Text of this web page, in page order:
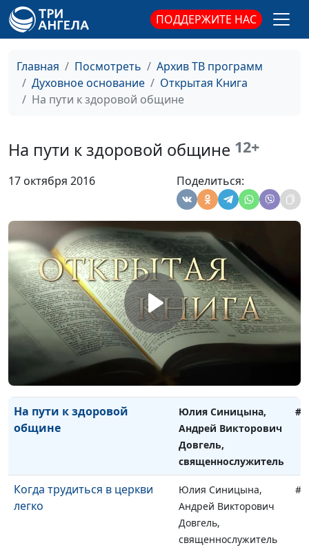
ПОДДЕРЖИТЕ НАС
Главная Посмотреть
Архив ТВ программ
Духовное основание
Открытая Книга
На пути к здоровой общине
На пути к здоровой общине 12+
17 октября 2016 Поделиться:
Опасное совершенство -
угроза перфекционизма
Юлия Синицына,
Андрей Викторович
священнослужитель
Заниженная самооценка в
Юлия Синицына,
священнослужитель
Прощение как фундамент
Юлия Синицына,
Андрей Викторович
Довгель,
Эмоциональные
расстройства
Юлия Синицына,
Андрей Викторович
Довгель,
священнослужитель
Обретая крылья
Юлия Синицына,
Андрей Викторович
Довгель,
священнослужитель
На пути к здоровой
общине
Юлия Синицына,
Андрей Викторович
Довгель,
священнослужитель
Когда трудиться в церкви
легко
Юлия Синицына,
Андрей Викторович
Довгель,
священнослужитель